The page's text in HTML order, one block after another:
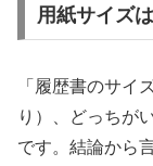
用紙サイズ
「履歴書のサイ
り）、どっちが
です。結論から